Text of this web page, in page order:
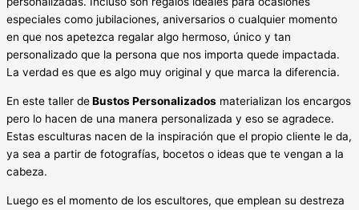
especiales como jubilaciones, aniversarios o cualquier momento
en que nos apetezca regalar algo hermoso, único y tan
personalizado que la persona que nos importa quede impactada.
La verdad es que es algo muy original y que marca la diferencia.
En este taller deBustos Personalizados materializan los encargos
pero lo hacen de una manera personalizada y eso se agradece.
Estas esculturas nacen de la inspiración que el propio cliente le da,
ya sea a partir de fotografías, bocetos o ideas que te vengan a la
cabeza.
Luego es el momento de los escultores, que emplean su destreza